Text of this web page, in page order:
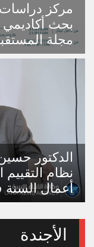
مركز دراسات
بحث
مجلة
الدكتور
نظام
أعمال السنة
الأجندة